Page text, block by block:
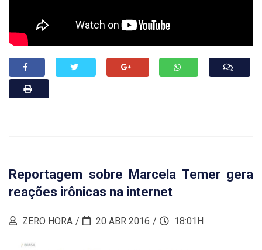
Reportagem sobre Marcela Temer gera
reações irônicas na internet
ZERO HORA 20 ABR 2016 18:01H